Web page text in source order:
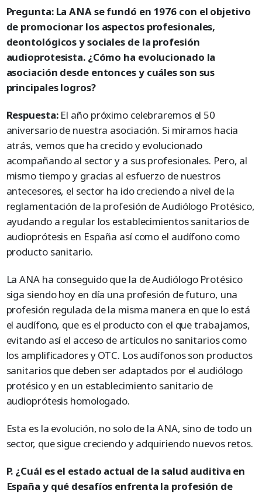
Pregunta: La ANA se fundó en 1976 con el objetivo
de promocionar los aspectos profesionales,
deontológicos y sociales de la profesión
audioprotesista. ¿Cómo ha evolucionado la
asociación desde entonces y cuáles son sus
principales logros?
Respuesta:El año próximo celebraremos el 50
aniversario de nuestra asociación. Si miramos hacia
atrás, vemos que ha crecido y evolucionado
acompañando al sector y a sus profesionales. Pero, al
mismo tiempo y gracias al esfuerzo de nuestros
antecesores, el sector ha ido creciendo a nivel de la
reglamentación de la profesión de Audiólogo Protésico,
ayudando a regular los establecimientos sanitarios de
audioprótesis en España así como el audífono como
producto sanitario.
La ANA ha conseguido que la de Audiólogo Protésico
siga siendo hoy en día una profesión de futuro, una
profesión regulada de la misma manera en que lo está
el audífono, que es el producto con el que trabajamos,
evitando así el acceso de artículos no sanitarios como
los amplificadores y OTC. Los audífonos son productos
sanitarios que deben ser adaptados por el audiólogo
protésico y en un establecimiento sanitario de
audioprótesis homologado.
Esta es la evolución, no solo de la ANA, sino de todo un
sector, que sigue creciendo y adquiriendo nuevos retos.
P. ¿Cuál es el estado actual de la salud auditiva en
España y qué desafíos enfrenta la profesión de